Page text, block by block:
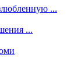
...
...